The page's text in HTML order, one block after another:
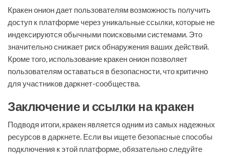
Кракен онион дает пользователям возможность получить
доступ к платформе через уникальные ссылки, которые не
индексируются обычными поисковыми системами. Это
значительно снижает риск обнаружения ваших действий.
Кроме того, использование кракен онион позволяет
пользователям оставаться в безопасности, что критично
для участников даркнет-сообщества.
Заключение и ссылки на кракен
Подводя итоги, кракен является одним из самых надежных
ресурсов в даркнете. Если вы ищете безопасные способы
подключения к этой платформе, обязательно следуйте